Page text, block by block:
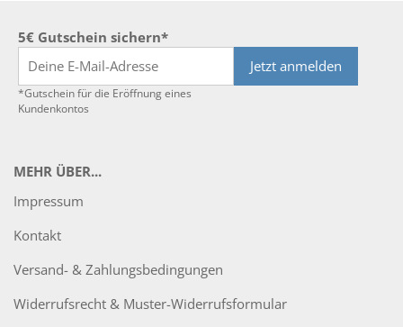
5€ Gutschein sichern*
Jetzt anmelden
*Gutschein für die Eröffnung eines
Kundenkontos
MEHR ÜBER...
Impressum
Kontakt
Versand- & Zahlungsbedingungen
Widerrufsrecht & Muster-Widerrufsformular